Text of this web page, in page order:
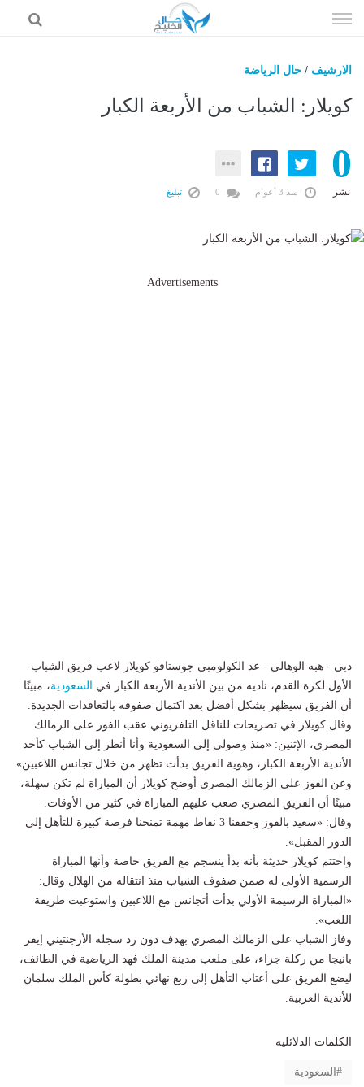
الى
الارشيف / حال الرياضة
كويلار: الشباب من الأربعة الكبار
0
نشر منذ 3 أعوام تبليغ
Advertisements
دبي - هبه الوهالي - عد الكولومبي جوستافو كويلار لاعب فريق الشباب
الأول لكرة القدم، ناديه من بين الأندية الأربعة الكبار في
السعودية، مبينًا
أن الفريق سيظهر بشكل أفضل بعد اكتمال صفوفه بالتعاقدات الجديدة.
وقال كويلار في تصريحات للناقل التلفزيوني عقب الفوز على الزمالك
المصري، الإثنين: «منذ وصولي إلى السعودية وأنا أنظر إلى الشباب كأحد
الأندية الأربعة الكبار، وهوية الفريق بدأت تظهر من خلال تجانس اللاعبين».
وعن الفوز على الزمالك المصري أوضح كويلار أن المباراة لم تكن سهلة،
مبينًا أن الفريق المصري صعب عليهم المباراة في كثير من الأوقات.
وقال: «سعيد بالفوز وحققنا 3 نقاط مهمة تمنحنا فرصة كبيرة للتأهل إلى
الدور المقبل».
واختتم كويلار حديثة بأنه بدأ ينسجم مع الفريق خاصة وأنها المباراة
الرسمية الأولى له ضمن صفوف الشباب منذ انتقاله من الهلال وقال:
«المباراة الرسيمة الأولي بدأت أتجانس مع اللاعبين واستوعبت طريقة
اللعب».
وفاز الشباب على الزمالك المصري بهدف دون رد سجله الأرجنتيني إيفر
بانيجا من ركلة جزاء، على ملعب مدينة الملك فهد الرياضية في الطائف،
ليضع الفريق على أعتاب التأهل إلى ربع نهائي بطولة كأس الملك سلمان
للأندية العربية.
الكلمات الدلائليه
السعودية
حال السعودية